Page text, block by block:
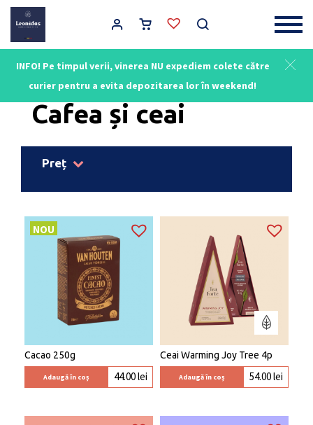
INFO! Pe timpul verii, vinerea NU expediem colete către
curier pentru a evita depozitarea lor în weekend!
Main Navigation
Cafea și ceai
Preț
NOU
Cacao 250g
Adaugă în coș 44.00lei
Ceai Warming Joy Tree 4p
Adaugă în coș 54.00lei